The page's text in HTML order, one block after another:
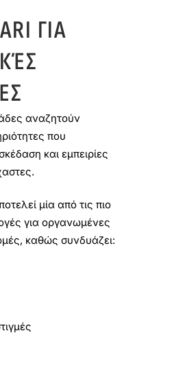
ΓΙΑ
αναζητούν
που
και εμπειρίες
μία από τις πιο
για οργανωμένες
καθώς συνδυάζει: